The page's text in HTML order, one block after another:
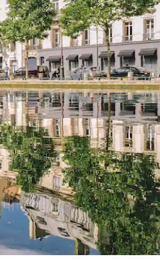
omhoog en omlaag, óf